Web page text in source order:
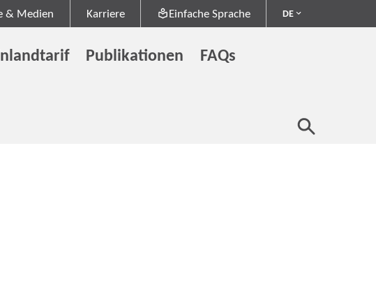
& Medien Karriere Einfache Sprache DE
Publikationen
FAQs